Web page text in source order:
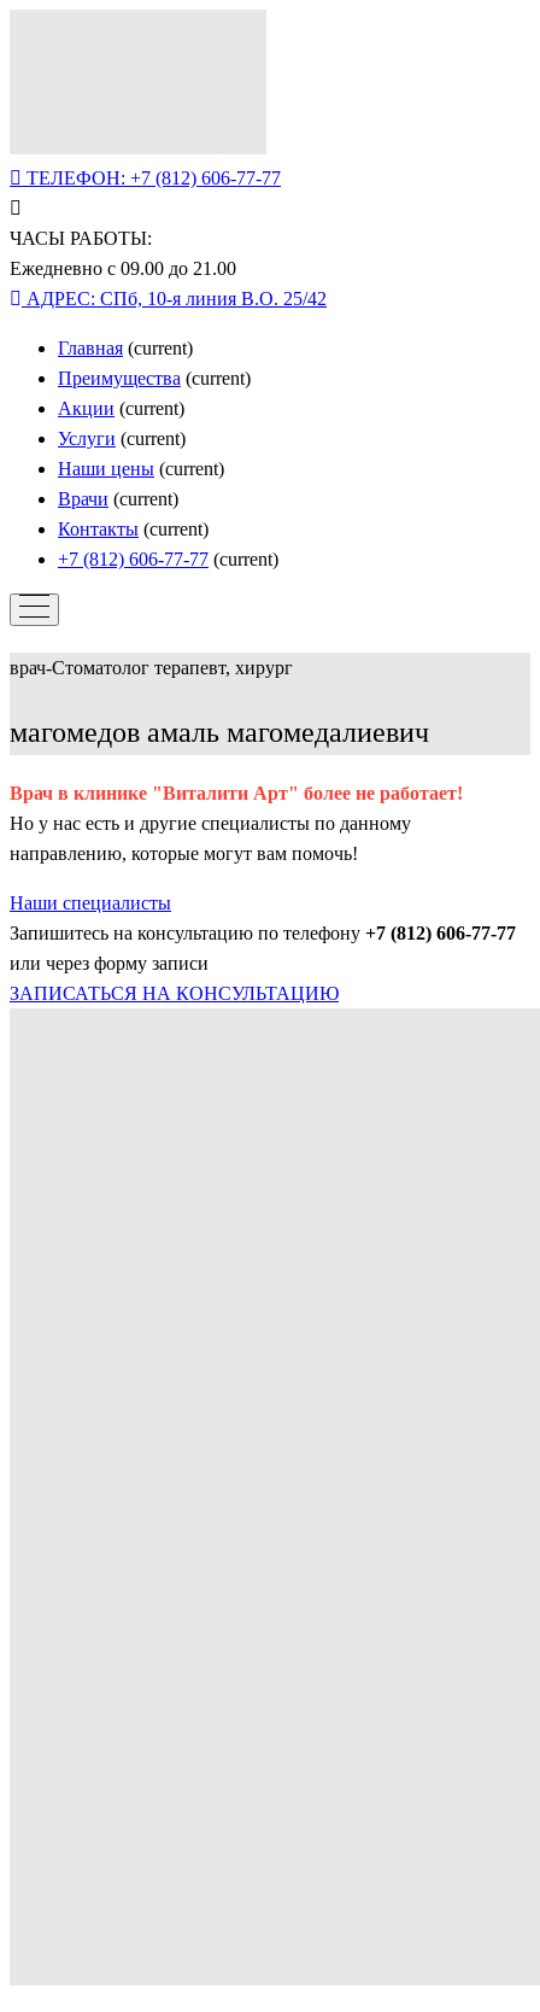
ТЕЛЕФОН: +7 (812) 606-77-77
ЧАСЫ РАБОТЫ:
Ежедневно с 09.00 до 21.00
АДРЕС: СПб, 10-я линия В.О. 25/42
Главная (current)
Преимущества (current)
Акции (current)
Услуги (current)
Наши цены (current)
Врачи (current)
Контакты (current)
+7 (812) 606-77-77 (current)
врач-Стоматолог терапевт, хирург
магомедов амаль магомедалиевич
Врач в клинике "Виталити Арт" более не работает!
Но у нас есть и другие специалисты по данному
направлению, которые могут вам помочь!
Наши специалисты
Запишитесь на консультацию по телефону +7 (812) 606-77-77
или через форму записи
ЗАПИСАТЬСЯ НА КОНСУЛЬТАЦИЮ